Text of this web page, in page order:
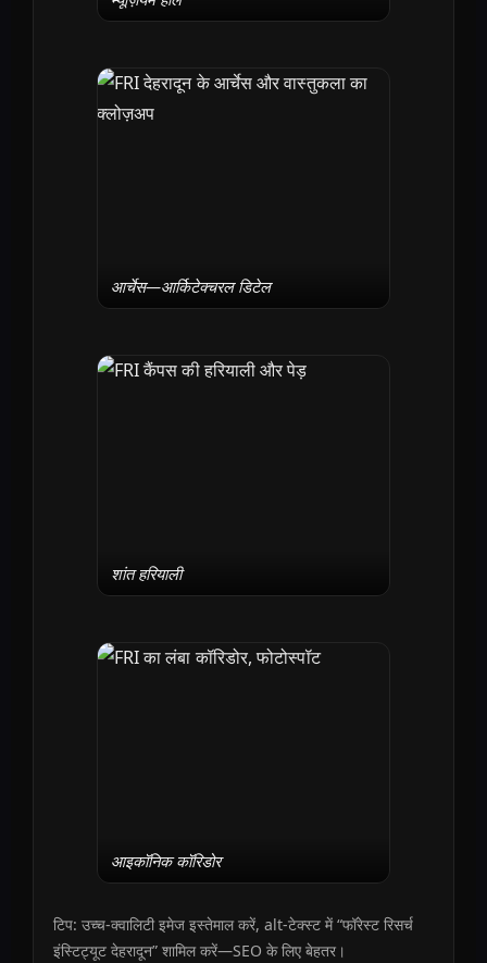
आर्चेस—आर्किटेक्चरल डिटेल
शांत हरियाली
आइकॉनिक कॉरिडोर
टिप: उच्च-क्वालिटी इमेज इस्तेमाल करें, alt-टेक्स्ट में “फॉरेस्ट रिसर्च
इंस्टिट्यूट देहरादून” शामिल करें—SEO के लिए बेहतर।